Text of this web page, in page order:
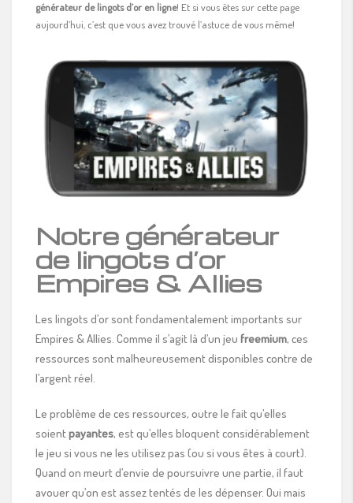
générateur de lingots d’or en ligne! Et si vous êtes sur cette page
aujourd’hui, c’est que vous avez trouvé l’astuce de vous même!
Notre générateur
de lingots d’or
Empires & Allies
Les lingots d’or sont fondamentalement importants sur
Empires & Allies. Comme il s’agit là d’un jeu freemium, ces
ressources sont malheureusement disponibles contre de
l’argent réel.
Le problème de ces ressources, outre le fait qu’elles
soientpayantes, est qu’elles bloquent considérablement
le jeu si vous ne les utilisez pas (ou si vous êtes à court).
Quand on meurt d’envie de poursuivre une partie, il faut
avouer qu’on est assez tentés de les dépenser. Oui mais